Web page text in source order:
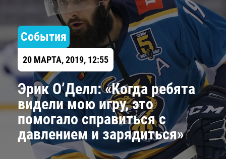
События
20 МАРТА, 2019, 12:55
Эрик О’Делл: «Когда ребята
видели мою игру, это
помогало справиться с
давлением и зарядиться»